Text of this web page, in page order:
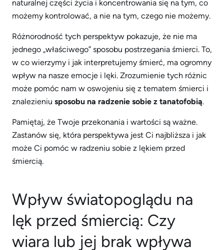
naturalnej części życia i koncentrowania się na tym, co
możemy kontrolować, a nie na tym, czego nie możemy.
Różnorodność tych perspektyw pokazuje, że nie ma
jednego „właściwego” sposobu postrzegania śmierci. To,
w co wierzymy i jak interpretujemy śmierć, ma ogromny
wpływ na nasze emocje i lęki. Zrozumienie tych różnic
może pomóc nam w oswojeniu się z tematem śmierci i
znalezieniu sposobu na radzenie sobie z tanatofobią.
Pamiętaj, że Twoje przekonania i wartości są ważne.
Zastanów się, która perspektywa jest Ci najbliższa i jak
może Ci pomóc w radzeniu sobie z lękiem przed
śmiercią.
Wpływ światopoglądu na
lęk przed śmiercią: Czy
wiara lub jej brak wpływa